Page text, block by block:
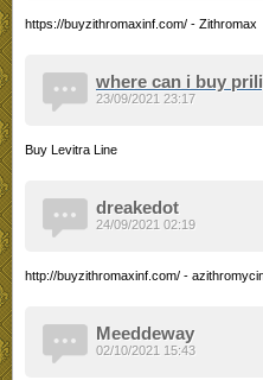
https://buyzithromaxinf.com/ - Zithromax
where can i buy
Buy Levitra Line
23/09/2021 23:17
dreakedot
http://buyzithromaxinf.com/ -
24/09/2021 02:19
Meeddeway
02/10/2021 15:43